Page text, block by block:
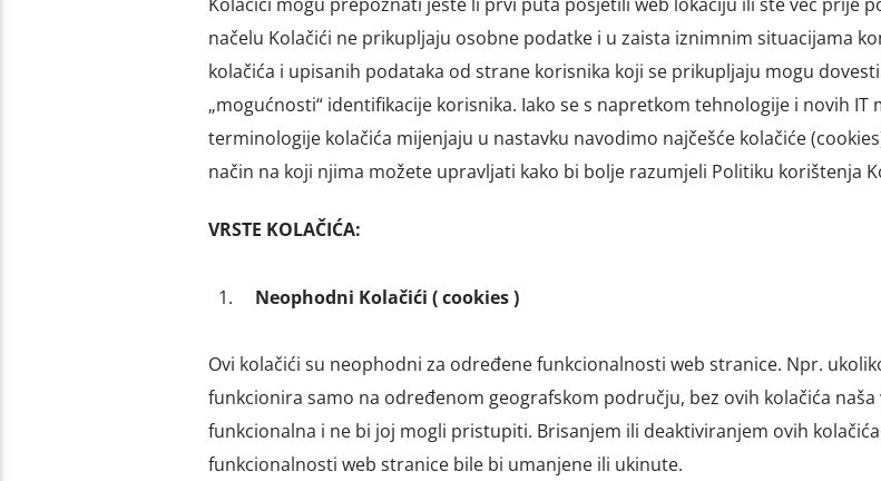
načelu Kolačići ne prikupljaju osobne podatke i u zaista iznimnim situacijama
kolačića i upisanih podataka od strane korisnika koji se prikupljaju mogu
„mogućnosti“ identifikacije korisnika. Iako se s napretkom tehnologije i novih IT
terminologije kolačića mijenjaju u nastavku navodimo najčešće kolačiće
način na koji njima možete upravljati kako bi bolje razumjeli Politiku korištenja
VRSTE KOLAČIĆA:
Neophodni Kolačići ( cookies )
Ovi kolačići su neophodni za određene funkcionalnosti web stranice. Npr.
funkcionira samo na određenom geografskom području, bez ovih kolačića
funkcionalna i ne bi joj mogli pristupiti. Brisanjem ili deaktiviranjem ovih
funkcionalnosti web stranice bile bi umanjene ili ukinute.